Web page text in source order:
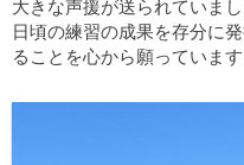
大きな声援が送られていまし
日頃の練習の成果を存分に
ることを心から願っています